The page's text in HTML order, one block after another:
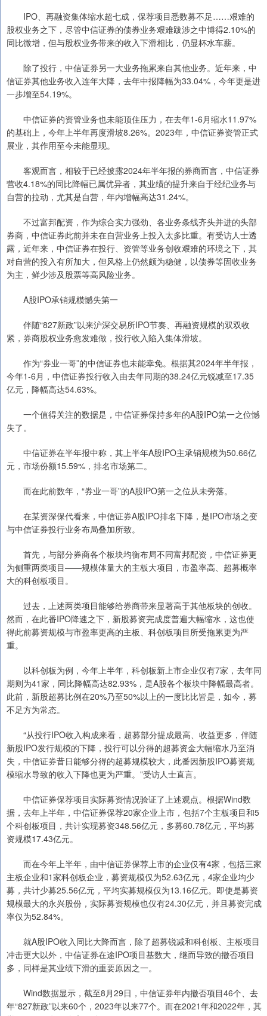
IPO、再融资集体缩水超七成，保荐项目悉数募不足……艰难的
股权业务之下，尽管中信证券的债券业务艰难跋涉之中博得2.10%的
同比微增，但与股权业务带来的收入下滑相比，仍显杯水车薪。
除了投行，中信证券另一大业务拖累来自其他业务。近年来，中
信证券其他业务收入连年大降，去年中报降幅为33.04%，今年更是进
一步增至54.19%。
中信证券的资管业务也未能顶住压力，在去年1-6月缩水11.97%
的基础上，今年上半年再度滑坡8.26%。2023年，中信证券资管正式
展业，其作用至今未能显现。
客观而言，相较于已经披露2024年半年报的券商而言，中信证券
营收4.18%的同比降幅已属优异者，其业绩的提升来自于经纪业务与
自营的拉动，尤其是自营，年内增幅高达31.24%。
不过富邦配资，作为综合实力强劲、各业务条线齐头并进的头部
券商，中信证券此前并未在自营业务上投入太多比重。有受访人士透
露，近年来，中信证券在投行、资管等业务创收艰难的环境之下，其
对自营的投入有所加大，但风格上仍然颇为稳健，以债券等固收业务
为主，鲜少涉及股票等高风险业务。
A股IPO承销规模憾失第一
伴随“827新政”以来沪深交易所IPO节奏、再融资规模的双双收
紧，券商股权业务愈发难做，投行收入陷入集体滑坡。
作为“券业一哥”的中信证券也未能幸免。根据其2024年半年报，
今年1-6月，中信证券投行收入由去年同期的38.24亿元锐减至17.35
亿元，降幅高达54.63%。
一个值得关注的数据是，中信证券保持多年的A股IPO第一之位憾
失了。
中信证券在半年报中称，其上半年A股IPO主承销规模为50.66亿
元，市场份额15.59%，排名市场第二。
而在此前数年，“券业一哥”的A股IPO第一之位从未旁落。
在某资深保代看来，中信证券A股IPO排名下降，是IPO市场之变
与中信证券投行业务布局叠加所致。
首先，与部分券商各个板块均衡布局不同富邦配资，中信证券更
为侧重两类项目——规模体量大的主板大项目，市盈率高、超募概率
大的科创板项目。
过去，上述两类项目能够给券商带来显著高于其他板块的创收。
然而，在此番IPO降速之下，新股募资完成度普遍大幅缩水，这也使
得此前募资规模与市盈率更高的主板、科创板项目所受拖累更为严
重。
以科创板为例，今年上半年，科创板新上市企业仅有7家，去年同
期则为41家，同比降幅高达82.93%，是A股各个板块中降幅最高者。
此前，新股超募比例在20%乃至50%以上的一度比比皆是，如今，募
不足方为常态。
“从投行IPO收入构成来看，超募部分提成最高、收益更多，伴随
新股IPO发行规模的下降，投行可以分得的超募资金大幅缩水乃至消
失，中信证券昔日能够分得的超募规模较大，此番因新股IPO募资规
模缩水导致的收入下降也更为严重。”受访人士直言。
中信证券保荐项目实际募资情况验证了上述观点。根据Wind数
据，去年上半年，中信证券保荐20家企业上市，包括7个主板项目和5
个科创板项目，共计实现募资348.56亿元，多募60.78亿元，平均募
资规模17.43亿元。
而在今年上半年，由中信证券保荐上市的企业仅有4家，包括三家
主板企业和1家科创板企业，募资规模仅为52.63亿元，4家企业均少
募，共计少募25.56亿元，平均实募规模仅为13.16亿元。即使是募资
规模最大的永兴股份，实际募资规模也仅有24.30亿元，并且募资完成
率仅为52.84%。
就A股IPO收入同比大降而言，除了超募锐减和科创板、主板项目
冲击更大以外，中信证券在途IPO项目基数大，继而导致的撤否项目
多，同样是其业绩下滑的重要原因之一。
Wind数据显示，截至8月29日，中信证券年内撤否项目46个、去
年“827新政”以来60个，2023年以来77个。而在2021年和2022年，其